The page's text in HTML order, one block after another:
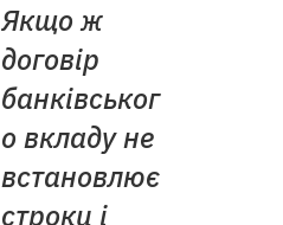
Якщо ж
договір
банківськог
о вкладу не
встановлює
строки і